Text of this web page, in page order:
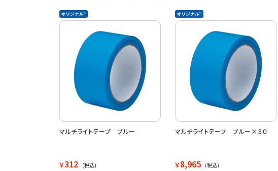
マルチライトテープ ブルー
￥312 (税込)
マルチライトテープ ブルー×３０
￥8,965 (税込)